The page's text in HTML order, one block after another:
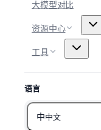
大模型对比
资源中心
工具
语言
中中文